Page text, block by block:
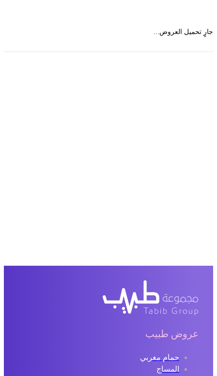
تحميل العروض...
عروض طبيب
حمام مغربي
المساج